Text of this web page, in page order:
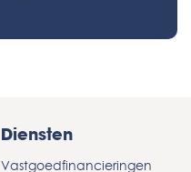
Diensten
Vastgoedfinancieringen